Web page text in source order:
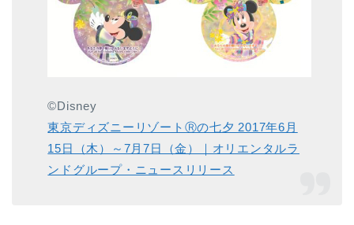
©Disney
東京ディズニーリゾートⓇの七夕 2017年6月
15日（木）～7月7日（金）｜オリエンタルラ
ンドグループ・ニュースリリース